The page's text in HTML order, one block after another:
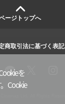
ージトップへ
商取引法に基づく表記
を
Cookie